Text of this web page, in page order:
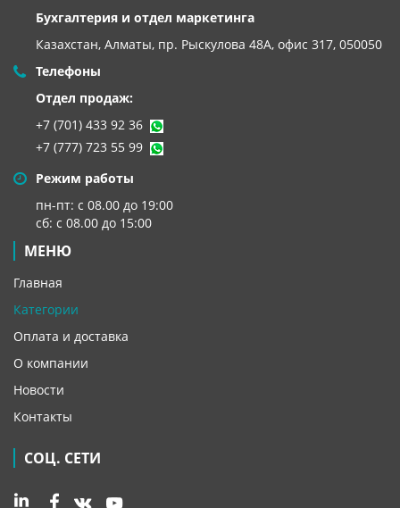
Бухгалтерия и отдел маркетинга
Казахстан, Алматы, пр. Рыскулова 48А, офис 317, 050050
Телефоны
Отдел продаж:
+7 (701) 433 92 36
+7 (777) 723 55 99
Режим работы
пн-пт: с 08.00 до 19:00
сб: с 08.00 до 15:00
МЕНЮ
Главная
Категории
Оплата и доставка
О компании
Новости
Контакты
СОЦ. СЕТИ